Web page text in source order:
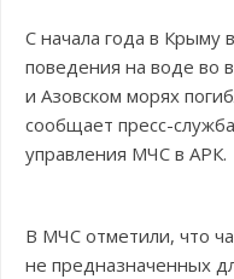
С начала года в Крыму
поведения на воде во
и Азовском морях
сообщает пресс-
управления МЧС в АРК.
В МЧС отметили, что
не предназначенных